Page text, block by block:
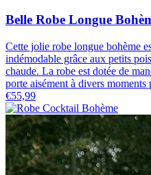
Belle Robe Longue
Cette jolie robe longue bohème
indémodable grâce aux petits
chaude. La robe est dotée de
porte aisément à divers moments
€55,99